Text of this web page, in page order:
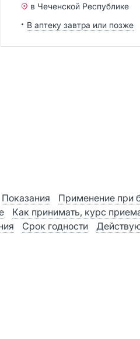
в Чеченской Республике
В аптеку завтра или позже
Показания
Применение при
Как принимать, курс
Срок годности